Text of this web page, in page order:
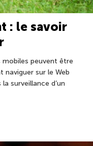
: le savoir
mobiles peuvent être
naviguer sur le Web
surveillance d’un